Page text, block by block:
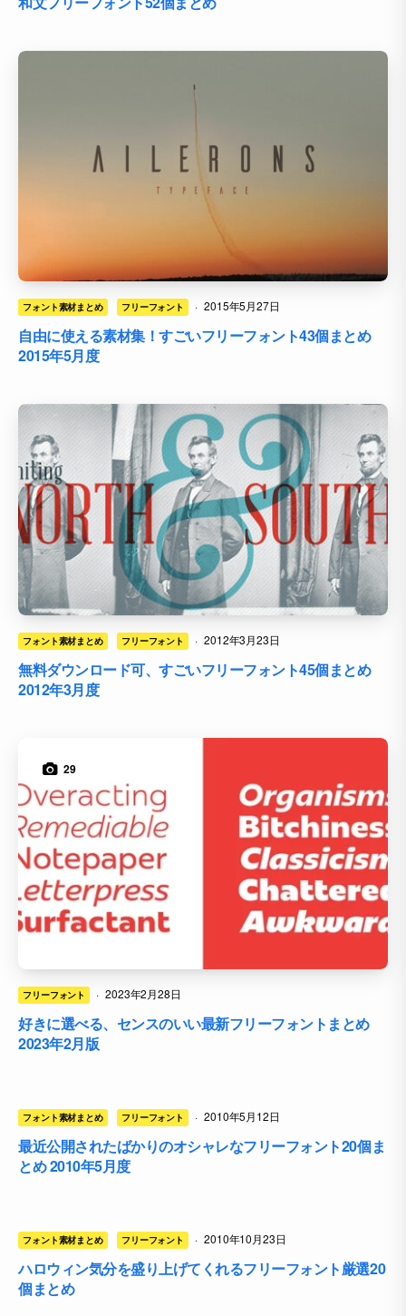
フォント素材まとめ フリーフォント · 2015年5月27日
自由に使える素材集！すごいフリーフォント43個まとめ
2015年5月度
フォント素材まとめ フリーフォント · 2012年3月23日
無料ダウンロード可、すごいフリーフォント45個まとめ
2012年3月度
29
フリーフォント · 2023年2月28日
好きに選べる、センスのいい最新フリーフォントまとめ
2023年2月版
フォント素材まとめ フリーフォント · 2010年5月12日
最近公開されたばかりのオシャレなフリーフォント20個ま
とめ 2010年5月度
フォント素材まとめ フリーフォント · 2010年10月23日
ハロウィン気分を盛り上げてくれるフリーフォント厳選20
個まとめ